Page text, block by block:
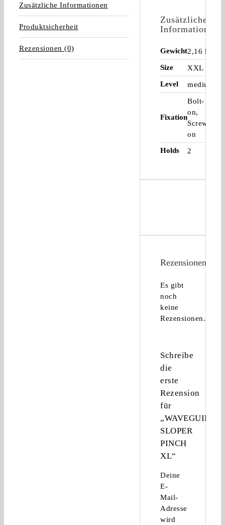
Zusätzliche Informationen
Produktsicherheit
Rezensionen (0)
Zusätzliche
Informationen
Gewicht2,16 kg
Size
XXL
Level
medium
Fixation
Bolt-
on,
Screw-
on
Holds
2
Rezensionen
Es gibt
noch
keine
Rezensionen.
Schreibe
die
erste
Rezension
für
„WAVEGUIDE
SLOPER
PINCH
XL“
Deine
E-
Mail-
Adresse
wird